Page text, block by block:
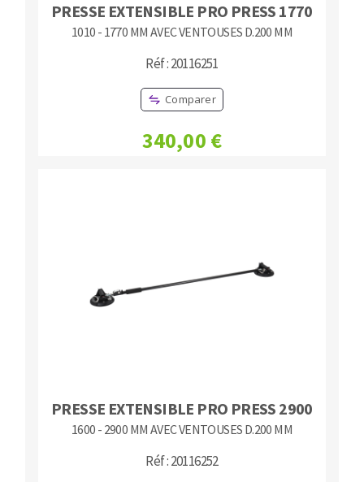
PRESSE EXTENSIBLE PRO PRESS 1770
1010 - 1770 MM AVEC VENTOUSES D.200 MM
Réf : 20116251
Comparer
340,00 €
PRESSE EXTENSIBLE PRO PRESS 2900
1600 - 2900 MM AVEC VENTOUSES D.200 MM
Réf : 20116252